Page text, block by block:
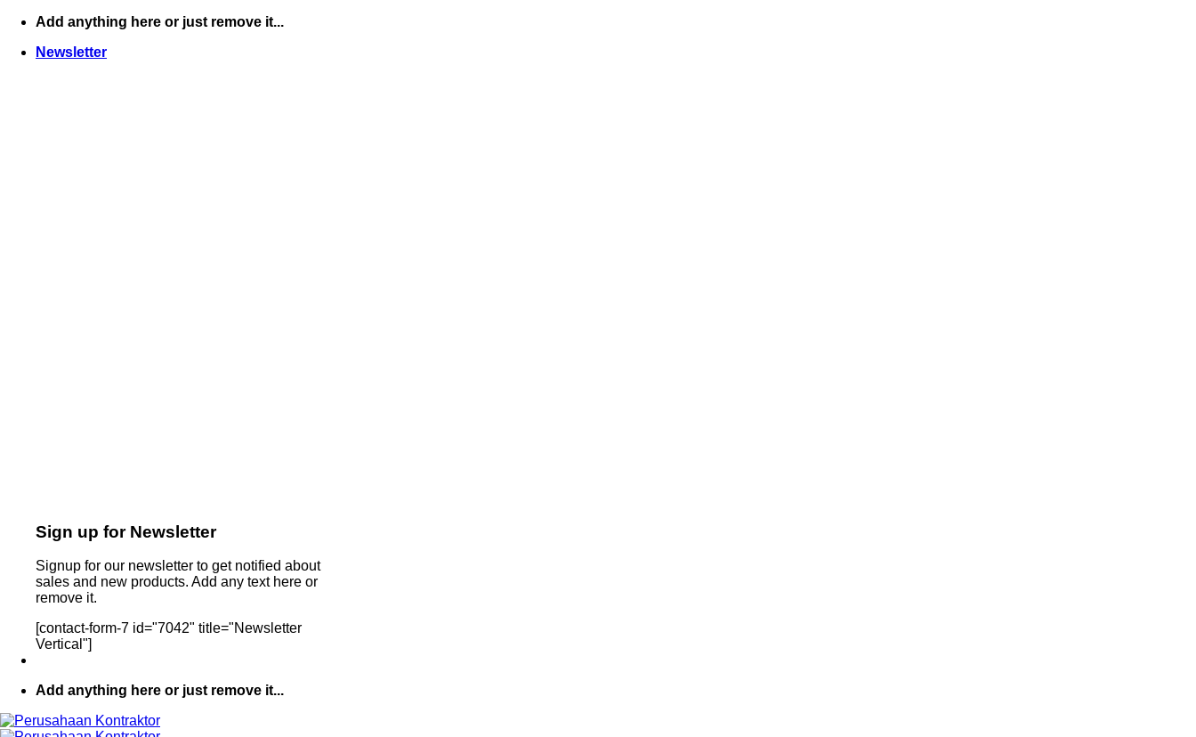
Skip
content
Add anything here or just remove it...
Newsletter
Sign up for Newsletter
Signup for our newsletter to get notified about
sales and new products. Add any text here or
remove it.
[contact-form-7 id="7042" title="Newsletter
Vertical"]
Add anything here or just remove it...